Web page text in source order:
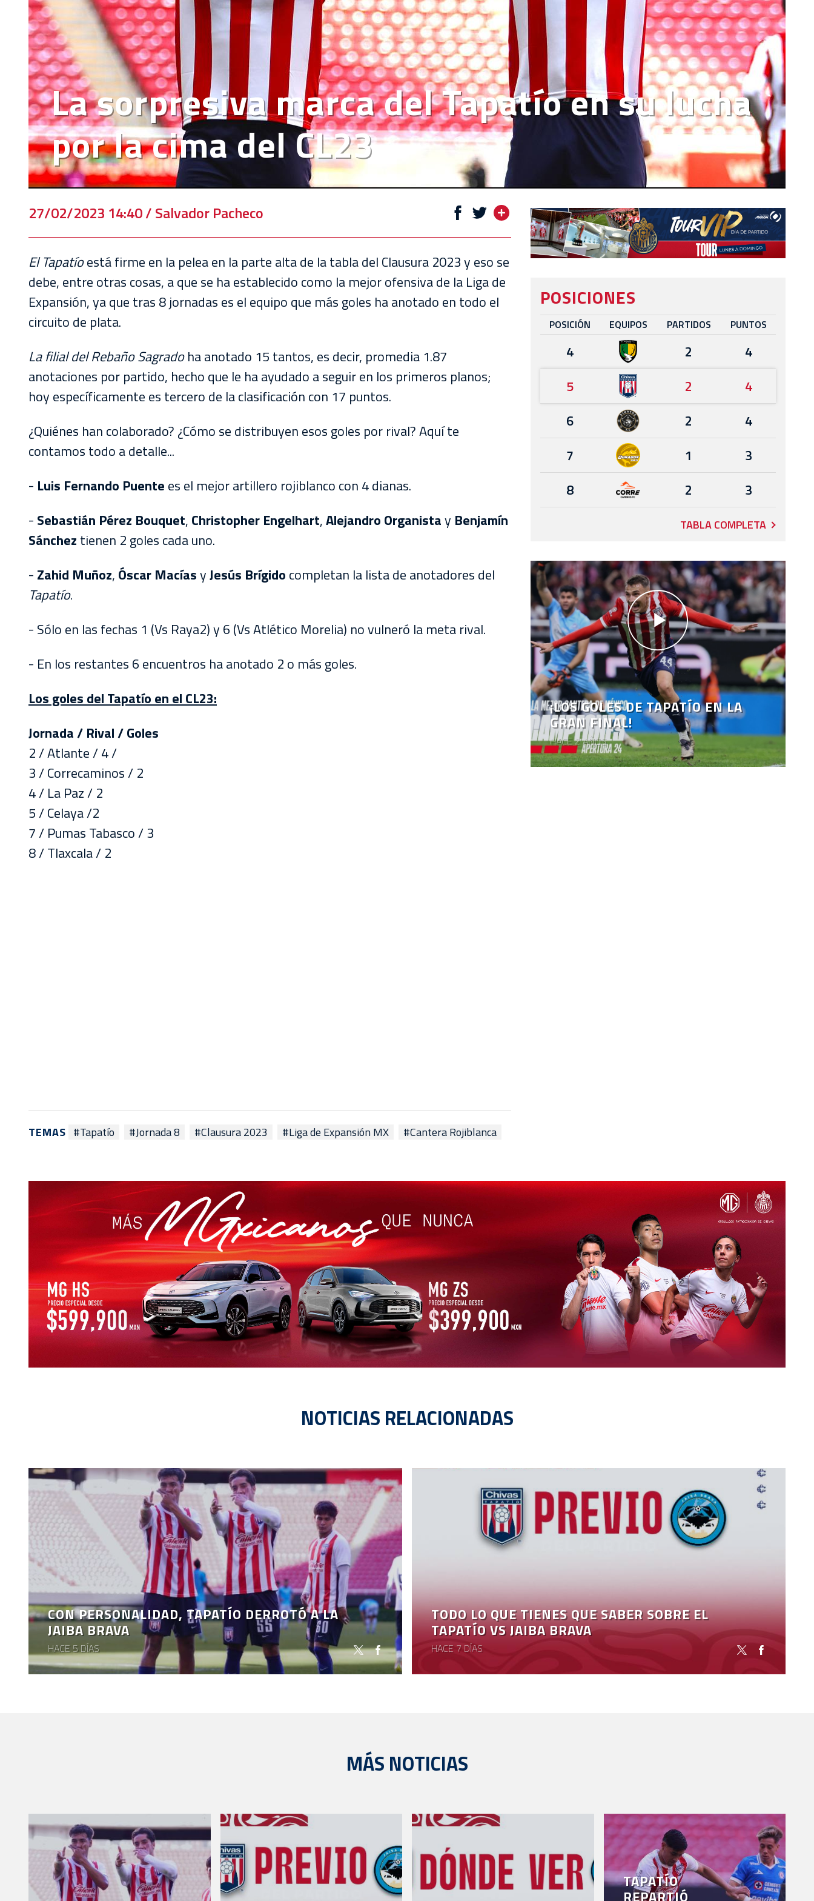
EVENTOS
DEPORTIVOS
REBAÑO
CHIVAS
TIENDA
CHIVAS
CHIVASTV
ESTADIO
AKRON
TOUR
ESTADIO
AKRON
La sorpresiva marca del Tapatío en su lucha
por la cima del CL23
27/02/2023 14:40 / Salvador Pacheco
El Tapatíoestá firme en la pelea en la parte alta de la tabla del Clausura 2023 y eso se
debe, entre otras cosas, a que se ha establecido como la mejor ofensiva de la Liga de
Expansión, ya que tras 8 jornadas es el equipo que más goles ha anotado en todo el
circuito de plata.
La filial del Rebaño Sagradoha anotado 15 tantos, es decir, promedia 1.87
anotaciones por partido, hecho que le ha ayudado a seguir en los primeros planos;
hoy específicamente es tercero de la clasificación con 17 puntos.
¿Quiénes han colaborado? ¿Cómo se distribuyen esos goles por rival? Aquí te
contamos todo a detalle...
- Luis Fernando Puente es el mejor artillero rojiblanco con 4 dianas.
- Sebastián Pérez Bouquet, Christopher Engelhart,Alejandro Organistay Benjamín
Sánchez tienen 2 goles cada uno.
- Zahid Muñoz, Óscar MacíasyJesús Brígido completan la lista de anotadores del
Tapatío.
- Sólo en las fechas 1 (Vs Raya2) y 6 (Vs Atlético Morelia) no vulneró la meta rival.
- En los restantes 6 encuentros ha anotado 2 o más goles.
Los goles del Tapatío en el CL23:
Jornada / Rival / Goles
2 / Atlante / 4 /
3 / Correcaminos / 2
4 / La Paz / 2
5 / Celaya /2
7 / Pumas Tabasco / 3
8 / Tlaxcala / 2
TEMAS #Tapatío #Jornada 8 #Clausura 2023 #Liga de Expansión MX #Cantera Rojiblanca
POSICIONES
POSICIÓN EQUIPOS PARTIDOS PUNTOS
4 2
4
5
2
4
6
2
4
7
1
3
8
2 3
TABLA COMPLETA
¡LOS GOLES DE TAPATÍO EN LA
GRAN FINAL!
HACE 2 AÑOS
NOTICIAS RELACIONADAS
CON PERSONALIDAD, TAPATÍO DERROTÓ A LA
JAIBA BRAVA
HACE 5 DÍAS
TODO LO QUE TIENES QUE SABER SOBRE EL
TAPATÍO VS JAIBA BRAVA
HACE 7 DÍAS
MÁS NOTICIAS
TAPATÍO
REPARTIÓ